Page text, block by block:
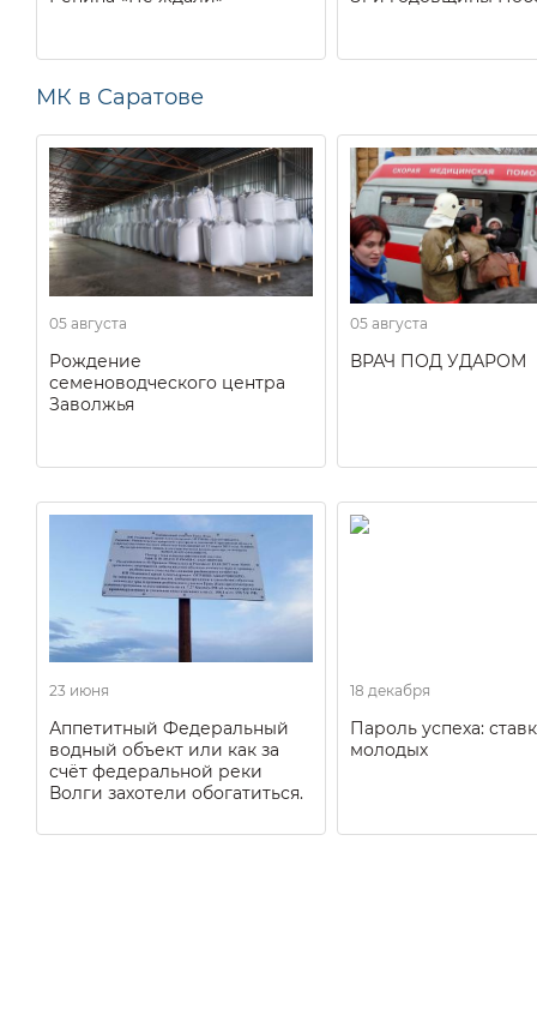
МК в Саратове
05 августа
Рождение
семеноводческого центра
Заволжья
05 августа
ВРАЧ ПОД УДАРОМ
23 июня
Аппетитный Федеральный
водный объект или как за
счёт федеральной реки
Волги захотели обогатиться.
18 декабря
Пароль успеха:
молодых